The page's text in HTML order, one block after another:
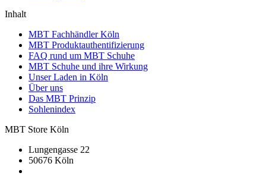
Inhalt
MBT Fachhändler Köln
MBT Produktauthentifizierung
FAQ rund um MBT Schuhe
MBT Schuhe und ihre Wirkung
Unser Laden in Köln
Über uns
Das MBT Prinzip
Sohlenindex
MBT Store Köln
Lungengasse 22
50676 Köln